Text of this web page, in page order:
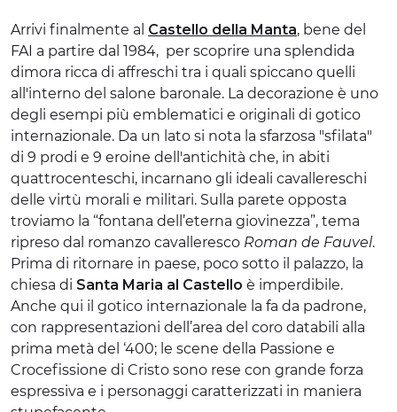
Arrivi finalmente al Castello della Manta, bene del
FAI a partire dal 1984, per scoprire una splendida
dimora ricca di affreschi tra i quali spiccano quelli
all'interno del salone baronale. La decorazione è uno
degli esempi più emblematici e originali di gotico
internazionale. Da un lato si nota la sfarzosa "sfilata"
di 9 prodi e 9 eroine dell'antichità che, in abiti
quattrocenteschi, incarnano gli ideali cavallereschi
delle virtù morali e militari. Sulla parete opposta
troviamo la “fontana dell’eterna giovinezza”, tema
ripreso dal romanzo cavalleresco Roman de Fauvel.
Prima di ritornare in paese, poco sotto il palazzo, la
chiesa di Santa Maria al Castello è imperdibile.
Anche qui il gotico internazionale la fa da padrone,
con rappresentazioni dell’area del coro databili alla
prima metà del ‘400; le scene della Passione e
Crocefissione di Cristo sono rese con grande forza
espressiva e i personaggi caratterizzati in maniera